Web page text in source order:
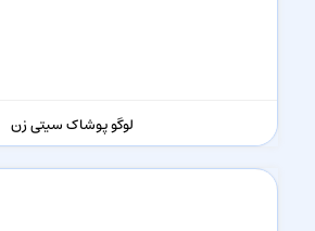
لوگو پوشاک سیتی زن